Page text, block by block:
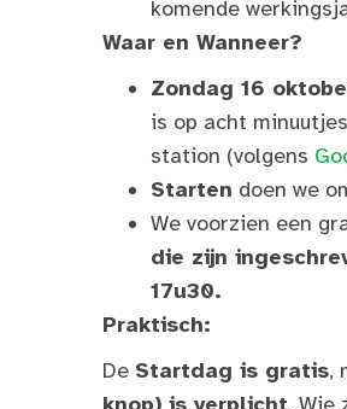
komende
Waar en Wanneer?
Zondag 16
is op acht
station (volgens
Starten doen we
We voorzien een
die zijn
17u30.
Praktisch:
De Startdag is gratis,